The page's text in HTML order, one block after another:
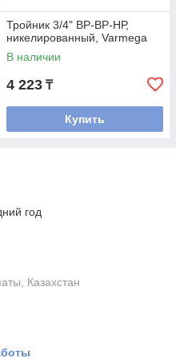
Тройник 3/4" ВР-ВР-НР,
никелированный, Varmega
В наличии
4 223 ₸
Купить
год
Казахстан